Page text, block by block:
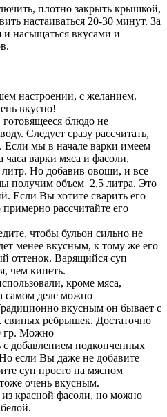
плотно закрыть крышкой,
настаиваться 20-30 минут. За
и насыщаться вкусами и
настроении, с желанием.
вкусно!
блюдо не
Следует сразу рассчитать,
Если мы в начале варки имеем
часа варки мяса и фасоли,
Но добавив овощи, и все
получим объем 2,5 литра. Это
Если Вы хотите сварить его
рассчитайте его
чтобы бульон сильно не
менее вкусным, к тому же его
оттенок. Варящийся суп
чем кипеть.
кроме мяса,
самом деле можно
вкусным он бывает с
свиных ребрышек. Достаточно
гр. Можно
с добавлением подкопченных
если Вы даже не добавите
суп просто на мясном
очень вкусным.
красной фасоли, но можно